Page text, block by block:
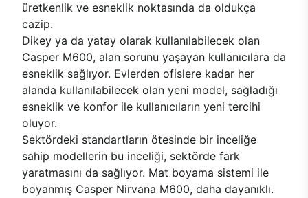
üretkenlik ve esneklik noktasında da oldukça
cazip.
Dikey ya da yatay olarak kullanılabilecek olan
Casper M600, alan sorunu yaşayan kullanıcılara da
esneklik sağlıyor. Evlerden ofislere kadar her
alanda kullanılabilecek olan yeni model, sağladığı
esneklik ve konfor ile kullanıcıların yeni tercihi
oluyor.
Sektördeki standartların ötesinde bir inceliğe
sahip modellerin bu inceliği, sektörde fark
yaratmasını da sağlıyor. Mat boyama sistemi ile
boyanmış Casper Nirvana M600, daha dayanıklı.